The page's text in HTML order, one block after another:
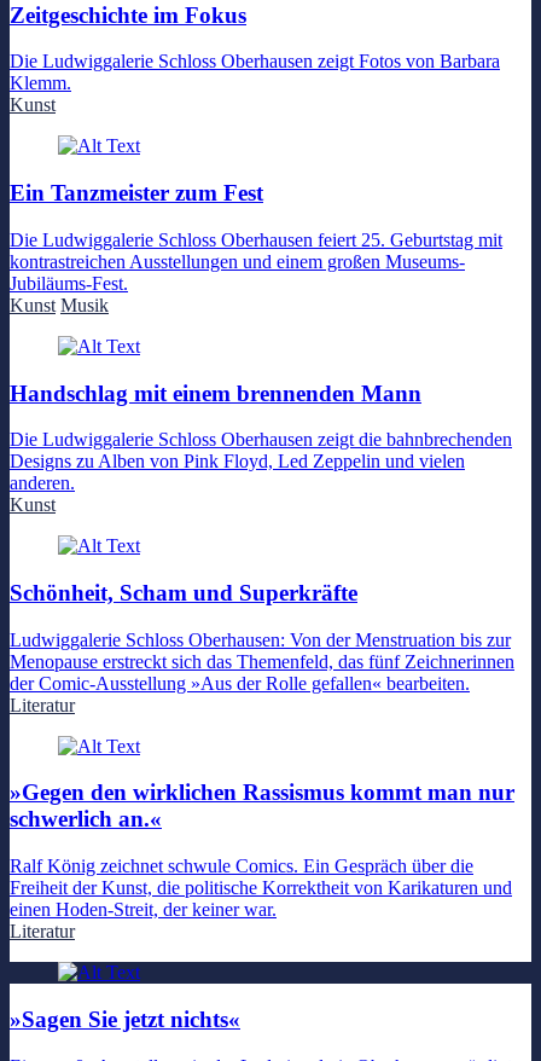
Zeitgeschichte im Fokus
Die Ludwiggalerie Schloss Oberhausen zeigt Fotos von Barbara
Klemm.
Kunst
Ein Tanzmeister zum Fest
Die Ludwiggalerie Schloss Oberhausen feiert 25. Geburtstag mit
kontrastreichen Ausstellungen und einem großen Museums-
Jubiläums-Fest.
Kunst Musik
Handschlag mit einem brennenden Mann
Die Ludwiggalerie Schloss Oberhausen zeigt die bahnbrechenden
Designs zu Alben von Pink Floyd, Led Zeppelin und vielen
anderen.
Kunst
Schönheit, Scham und Superkräfte
Ludwiggalerie Schloss Oberhausen: Von der Menstruation bis zur
Menopause erstreckt sich das Themenfeld, das fünf Zeichnerinnen
der Comic-Ausstellung »Aus der Rolle gefallen« bearbeiten.
Literatur
»Gegen den wirklichen Rassismus kommt man nur
schwerlich an.«
Ralf König zeichnet schwule Comics. Ein Gespräch über die
Freiheit der Kunst, die politische Korrektheit von Karikaturen und
einen Hoden-Streit, der keiner war.
Literatur
»Sagen Sie jetzt nichts«